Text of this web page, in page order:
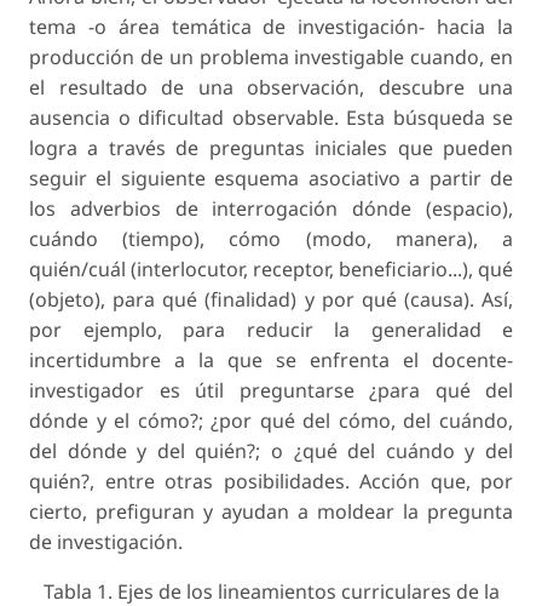
tema −o área temática de investigación− hacia la
producción de un problema investigable cuando, en
el resultado de una observación, descubre una
ausencia o dificultad observable. Esta búsqueda se
logra a través de preguntas iniciales que pueden
seguir el siguiente esquema asociativo a partir de
los adverbios de interrogación dónde (espacio),
cuándo (tiempo), cómo (modo, manera), a
quién/cuál (interlocutor, receptor, beneficiario...), qué
(objeto), para qué (finalidad) y por qué(causa). Así,
por ejemplo, para reducir la generalidad e
incertidumbre a la que se enfrenta el docente-
investigador es útil preguntarse ¿para qué del
dónde y el cómo?; ¿por qué del cómo, del cuándo,
del dónde y del quién?; o ¿qué del cuándo y del
quién?, entre otras posibilidades. Acción que, por
cierto, prefiguran y ayudan a moldear la pregunta
de investigación.
Tabla 1. Ejes de los lineamientos curriculares de la